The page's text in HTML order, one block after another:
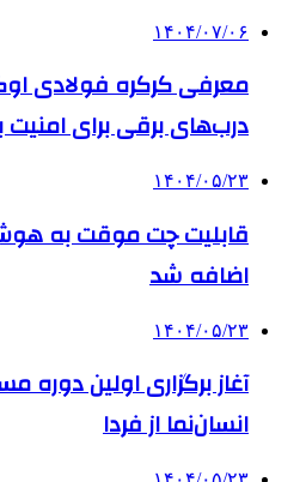
۱۴۰۴/۰۷/۰۶
درب‌های برقی برای امنیت
۱۴۰۴/۰۵/۲۳
قابلیت چت موقت به
اضافه شد
۱۴۰۴/۰۵/۲۳
آغاز برگزاری اولین دوره
انسان‌نما از فردا